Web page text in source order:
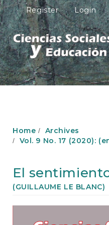
M
a
i
n
N
a
v
i
g
n
n
C
n
Register Login
Home
Archives
Vol. 9 No. 17 (2020):
El
(GUILLAUME LE BLANC)